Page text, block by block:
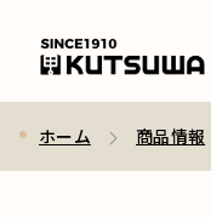
ホーム 商品情報